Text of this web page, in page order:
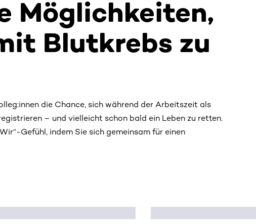
Möglichkeiten,
Blutkrebs zu
die Chance, sich während der Arbeitszeit als
– und vielleicht schon bald ein Leben zu retten.
Gefühl, indem Sie sich gemeinsam für einen